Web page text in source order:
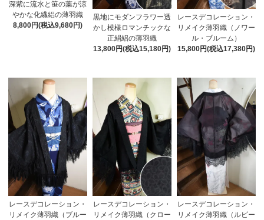
深紫に流水と笹の葉が涼
やかな化繊絽の薄羽織
8,800円(税込9,680円)
黒地にモダンフラワー透
かし模様ロマンチックな
正絹絽の薄羽織
13,800円(税込15,180円)
レースデコレーション・
リメイク薄羽織（ノワー
ル・ブルーム）
15,800円(税込17,380円)
レースデコレーション・
リメイク薄羽織（ブルー
レースデコレーション・
リメイク薄羽織（クロー
レースデコレーション・
リメイク薄羽織（ルビー